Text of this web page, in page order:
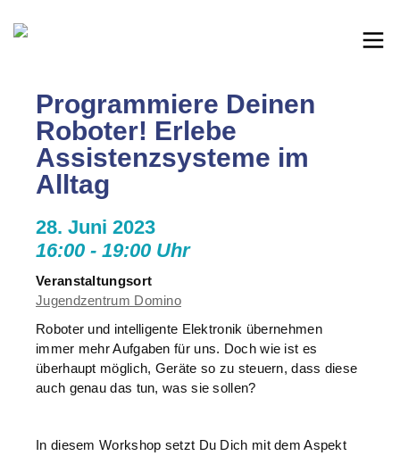
Programmiere Deinen
Roboter! Erlebe
Assistenzsysteme im
Alltag
28. Juni 2023
16:00 - 19:00 Uhr
Veranstaltungsort
Jugendzentrum Domino
Roboter und intelligente Elektronik übernehmen
immer mehr Aufgaben für uns. Doch wie ist es
überhaupt möglich, Geräte so zu steuern, dass diese
auch genau das tun, was sie sollen?
In diesem Workshop setzt Du Dich mit dem Aspekt